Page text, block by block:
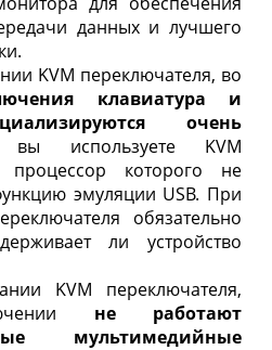
данных и лучшего
KVM переключателя, во
клавиатура и
очень
используете KVM
процессор которого не
эмуляции USB. При
обязательно
ли устройство
KVM переключателя,
не работают
мультимедийные